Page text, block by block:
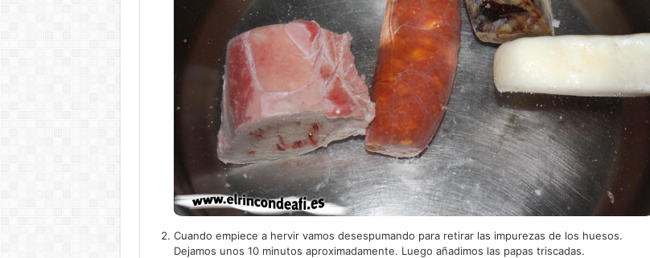
Cuando empiece a hervir vamos desespumando para retirar las impurezas de los huesos.
Dejamos unos 10 minutos aproximadamente. Luego añadimos las papas triscadas.